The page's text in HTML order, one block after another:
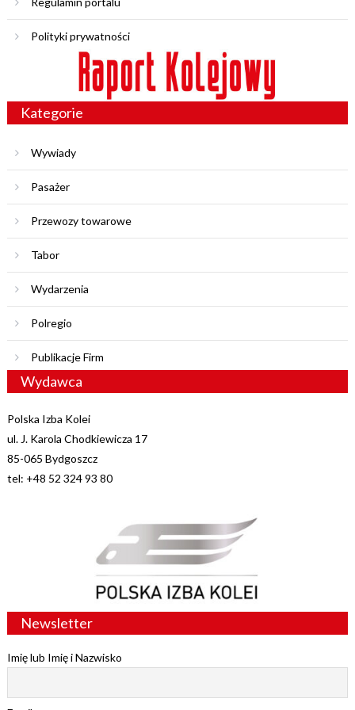
Polityki prywatności
Kategorie
Wywiady
Pasażer
Przewozy towarowe
Tabor
Wydarzenia
Polregio
Publikacje Firm
Wydawca
Polska Izba Kolei
ul. J. Karola Chodkiewicza 17
85-065 Bydgoszcz
tel: +48 52 324 93 80
Newsletter
Imię lub Imię i Nazwisko